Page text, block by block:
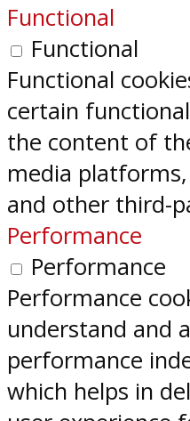
Functional
Functional
Functional
certain
the content of
media
and other third-
Performance
Performance
Performance
understand and
performance
which helps in